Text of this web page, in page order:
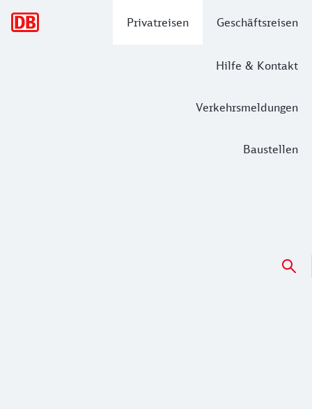
Privatreisen Geschäftsreisen
Hilfe & Kontakt
Verkehrsmeldungen
Baustellen